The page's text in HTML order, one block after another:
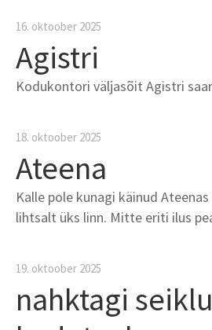
16. oktoober 2025
Agistri
Kodukontori väljasõit Agistri
18. oktoober 2025
Ateena
Kalle pole kunagi käinud
lihtsalt üks linn. Mitte eriti ilus
19. oktoober 2025
nahktagi